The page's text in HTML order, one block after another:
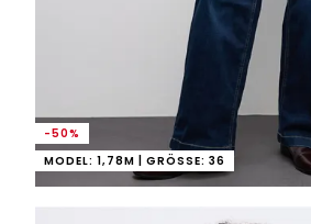
-50%
MODEL: 1,78M | GRÖSSE: 36